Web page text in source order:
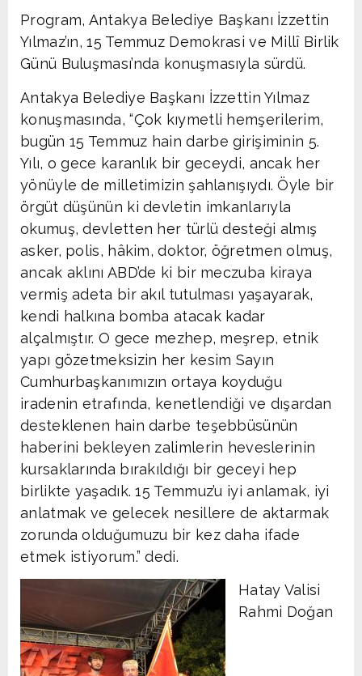
Program, Antakya Belediye Başkanı İzzettin
Yılmaz’ın, 15 Temmuz Demokrasi ve Millî Birlik
Günü Buluşması’nda konuşmasıyla sürdü.
Antakya Belediye Başkanı İzzettin Yılmaz
konuşmasında, “Çok kıymetli hemşerilerim,
bugün 15 Temmuz hain darbe girişiminin 5.
Yılı, o gece karanlık bir geceydi, ancak her
yönüyle de milletimizin şahlanışıydı. Öyle bir
örgüt düşünün ki devletin imkanlarıyla
okumuş, devletten her türlü desteği almış
asker, polis, hâkim, doktor, öğretmen olmuş,
ancak aklını ABD’de ki bir meczuba kiraya
vermiş adeta bir akıl tutulması yaşayarak,
kendi halkına bomba atacak kadar
alçalmıştır. O gece mezhep, meşrep, etnik
yapı gözetmeksizin her kesim Sayın
Cumhurbaşkanımızın ortaya koyduğu
iradenin etrafında, kenetlendiği ve dışardan
desteklenen hain darbe teşebbüsünün
haberini bekleyen zalimlerin heveslerinin
kursaklarında bırakıldığı bir geceyi hep
birlikte yaşadık. 15 Temmuz’u iyi anlamak, iyi
anlatmak ve gelecek nesillere de aktarmak
zorunda olduğumuzu bir kez daha ifade
etmek istiyorum.” dedi.
Hatay Valisi
Rahmi Doğan